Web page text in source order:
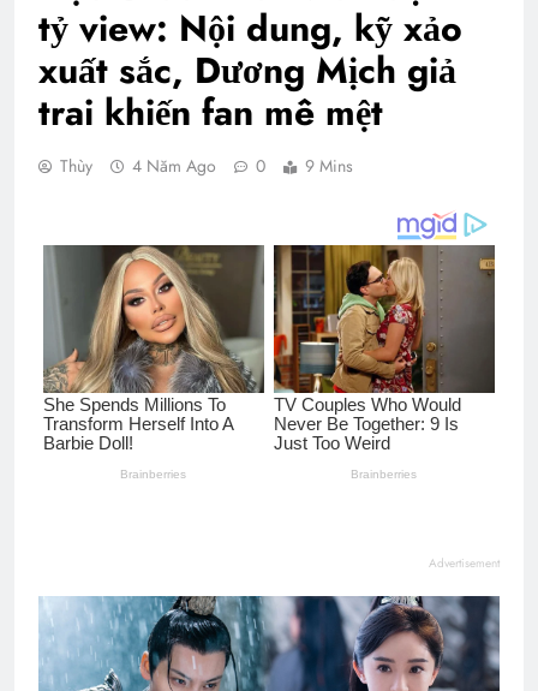
tỷ view: Nội dung, kỹ xảo
xuất sắc, Dương Mịch giả
trai khiến fan mê mệt
Thùy 4 Năm Ago 0 9 Mins
Advertisement